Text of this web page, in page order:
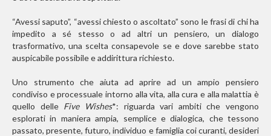
“Avessi saputo”, “avessi chiesto o ascoltato” sono le frasi di chi ha
impedito a sé stesso o ad altri un pensiero, un dialogo
trasformativo, una scelta consapevole se e dove sarebbe stato
auspicabile possibile e addirittura richiesto.
Uno strumento che aiuta ad aprire ad un ampio pensiero
condiviso e processuale intorno alla vita, alla cura e alla malattia è
quello delle Five Wishes*: riguarda vari ambiti che vengono
esplorati in maniera ampia, semplice e dialogica, che tessono
passato, presente, futuro, individuo e famiglia coi curanti, desideri